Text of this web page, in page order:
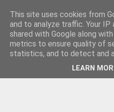
This site uses cookies from
and to analyze traffic. Your IP
shared with Google along
metrics to ensure quality of
statistics, and to detect and
LEARN